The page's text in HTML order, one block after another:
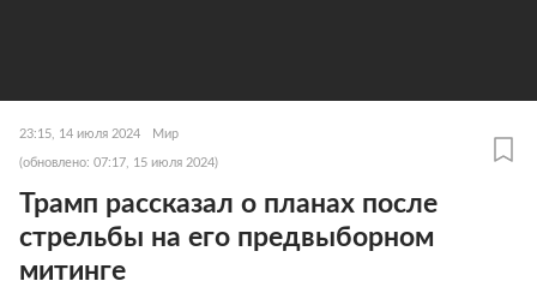
23:15, 14 июля 2024 Мир
(обновлено: 07:17, 15 июля 2024)
Трамп рассказал о планах после
стрельбы на его предвыборном
митинге